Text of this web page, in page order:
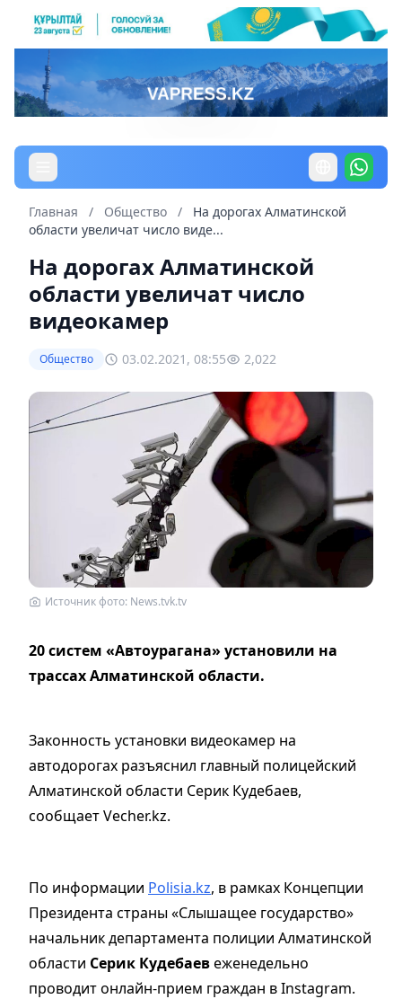
Главная / Общество /
На дорогах Алматинской
области увеличат число виде...
На дорогах Алматинской
области увеличат число
видеокамер
Общество 03.02.2021, 08:55 2,022
Источник фото: News.tvk.tv
20 систем «Автоурагана» установили на
трассах Алматинской области.
Законность установки видеокамер на
автодорогах разъяснил главный полицейский
Алматинской области Серик Кудебаев,
сообщает Vecher.kz.
По информации Polisia.kz, в рамках Концепции
Президента страны «Слышащее государство»
начальник департамента полиции Алматинской
области Серик Кудебаевеженедельно
проводит онлайн-прием граждан в Instagram.